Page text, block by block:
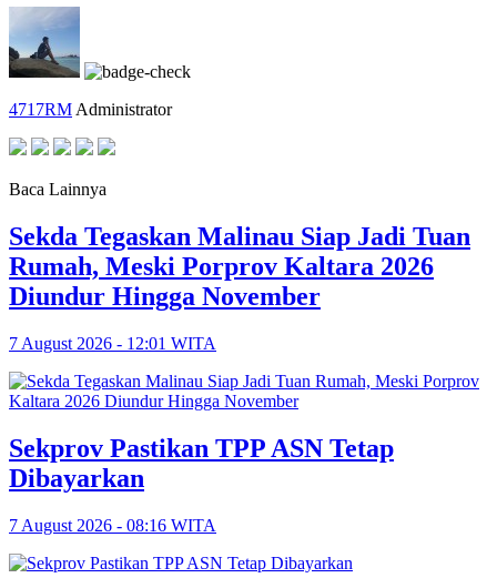
4717RM Administrator
Baca Lainnya
Sekda Tegaskan Malinau Siap Jadi Tuan
Rumah, Meski Porprov Kaltara 2026
Diundur Hingga November
7 August 2026 - 12:01 WITA
Sekprov Pastikan TPP ASN Tetap
Dibayarkan
7 August 2026 - 08:16 WITA